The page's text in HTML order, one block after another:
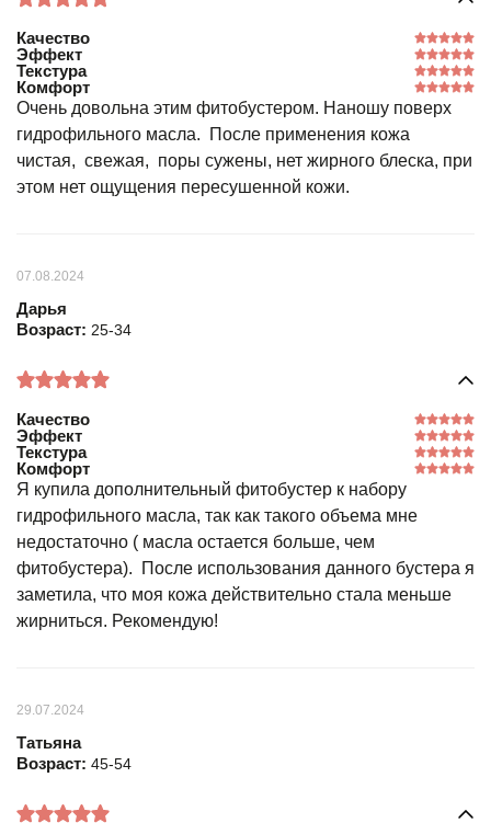
Качество
Эффект
Текстура
Комфорт
Очень довольна этим фитобустером. Наношу поверх
гидрофильного масла. После применения кожа
чистая, свежая, поры сужены, нет жирного блеска, при
этом нет ощущения пересушенной кожи.
07.08.2024
Дарья
Возраст: 25-34
Качество
Эффект
Текстура
Комфорт
Я купила дополнительный фитобустер к набору
гидрофильного масла, так как такого объема мне
недостаточно ( масла остается больше, чем
фитобустера). После использования данного бустера я
заметила, что моя кожа действительно стала меньше
жирниться. Рекомендую!
29.07.2024
Татьяна
Возраст: 45-54